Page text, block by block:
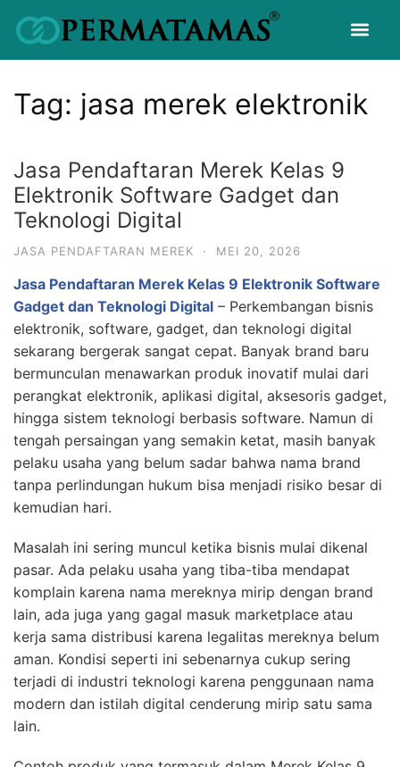
Tag: jasa merek elektronik
Jasa Pendaftaran Merek Kelas 9
Elektronik Software Gadget dan
Teknologi Digital
JASA PENDAFTARAN MEREK · MEI 20, 2026
Jasa Pendaftaran Merek Kelas 9 Elektronik Software
Gadget dan Teknologi Digital – Perkembangan bisnis
elektronik, software, gadget, dan teknologi digital
sekarang bergerak sangat cepat. Banyak brand baru
bermunculan menawarkan produk inovatif mulai dari
perangkat elektronik, aplikasi digital, aksesoris gadget,
hingga sistem teknologi berbasis software. Namun di
tengah persaingan yang semakin ketat, masih banyak
pelaku usaha yang belum sadar bahwa nama brand
tanpa perlindungan hukum bisa menjadi risiko besar di
kemudian hari.
Masalah ini sering muncul ketika bisnis mulai dikenal
pasar. Ada pelaku usaha yang tiba-tiba mendapat
komplain karena nama mereknya mirip dengan brand
lain, ada juga yang gagal masuk marketplace atau
kerja sama distribusi karena legalitas mereknya belum
aman. Kondisi seperti ini sebenarnya cukup sering
terjadi di industri teknologi karena penggunaan nama
modern dan istilah digital cenderung mirip satu sama
lain.